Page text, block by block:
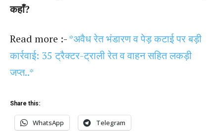
कहाँ?
Read more :-*अवैध रेत भंडारण व पेड़ कटाई पर बड़ी
कार्रवाई: 35 ट्रैक्टर-ट्राली रेत व वाहन सहित लकड़ी
जप्त..*
Share this:
WhatsApp Telegram